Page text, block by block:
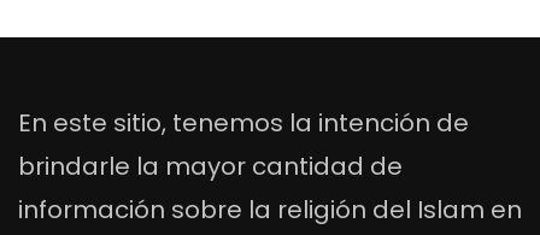
En este sitio, tenemos la intención de
brindarle la mayor cantidad de
información sobre la religión del Islam en